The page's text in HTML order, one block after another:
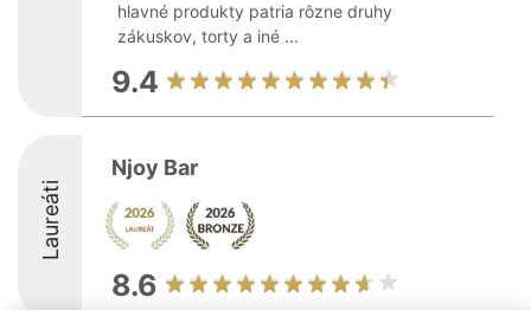
hlavné produkty patria rôzne druhy
zákuskov, torty a iné ...
9.4
Laureáti
Njoy Bar
8.6